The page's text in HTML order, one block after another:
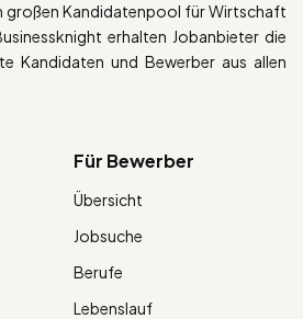
großen Kandidatenpool für Wirtschaft
erhalten Jobanbieter die
Kandidaten und Bewerber aus allen
Für Bewerber
Übersicht
Jobsuche
Berufe
Lebenslauf